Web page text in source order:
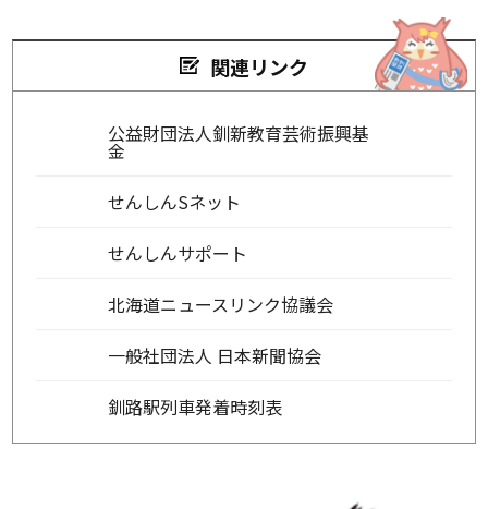
関連リンク
公益財団法人釧新教育芸術振興基
金
せんしんSネット
せんしんサポート
北海道ニュースリンク協議会
一般社団法人 日本新聞協会
釧路駅列車発着時刻表